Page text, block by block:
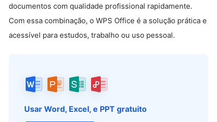
documentos com qualidade profissional rapidamente.
Com essa combinação, o WPS Office é a solução prática e
acessível para estudos, trabalho ou uso pessoal.
Usar Word, Excel, e PPT gratuito